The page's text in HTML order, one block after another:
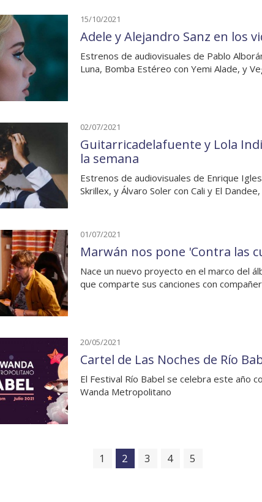
15/10/2021
Adele y Alejandro Sanz en los
Estrenos de audiovisuales de Pablo
Luna, Bomba Estéreo con Yemi Alade, y
02/07/2021
Guitarricadelafuente y Lola
la semana
Estrenos de audiovisuales de Enrique
Skrillex, y Álvaro Soler con Cali y El
01/07/2021
Marwán nos pone 'Contra las
Nace un nuevo proyecto en el marco del
que comparte sus canciones con
20/05/2021
Cartel de Las Noches de Río
El Festival Río Babel se celebra este año
Wanda Metropolitano
1 2 3 4 5